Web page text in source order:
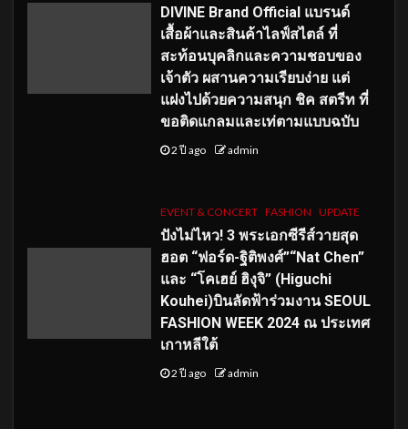
DIVINE Brand Official แบรนด์
เสื้อผ้าและสินค้าไลฟ์สไตล์ ที่
สะท้อนบุคลิกและความชอบของ
เจ้าตัว ผสานความเรียบง่าย แต่
แฝงไปด้วยความสนุก ชิค สตรีท ที่
ขอติดแกลมและเท่ตามแบบฉบับ
2 ปี ago admin
EVENT & CONCERT FASHION UPDATE
ปังไม่ไหว! 3 พระเอกซีรีส์วายสุด
ฮอต “ฟอร์ด-ฐิติพงศ์”“Nat Chen”
และ “โคเฮย์ ฮิงุจิ” (Higuchi
Kouhei)บินลัดฟ้าร่วมงาน SEOUL
FASHION WEEK 2024 ณ ประเทศ
เกาหลีใต้
2 ปี ago admin